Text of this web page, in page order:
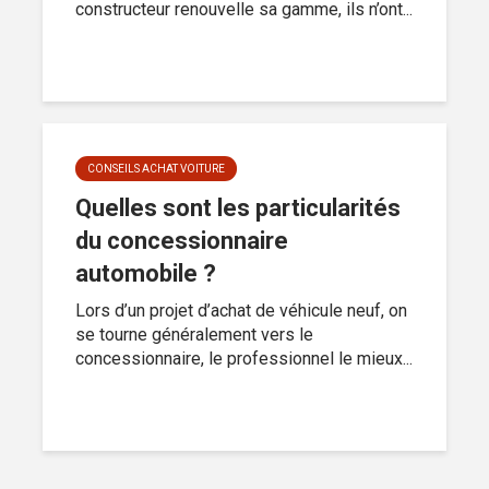
constructeur renouvelle sa gamme, ils n’ont...
CONSEILS ACHAT VOITURE
Quelles sont les particularités
du concessionnaire
automobile ?
Lors d’un projet d’achat de véhicule neuf, on
se tourne généralement vers le
concessionnaire, le professionnel le mieux...